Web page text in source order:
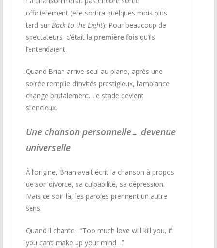
officiellement (elle sortira quelques mois plus
tard sur Back to the Light). Pour beaucoup de
spectateurs, c’était la première foisqu’ils
l’entendaient.
Quand Brian arrive seul au piano, après une
soirée remplie d’invités prestigieux, l’ambiance
change brutalement. Le stade devient
silencieux.
Une chanson personnelle… devenue
universelle
À l’origine, Brian avait écrit la chanson à propos
de son divorce, sa culpabilité, sa dépression.
Mais ce soir-là, les paroles prennent un autre
sens.
Quand il chante : “Too much love will kill you, if
you can’t make up your mind…”